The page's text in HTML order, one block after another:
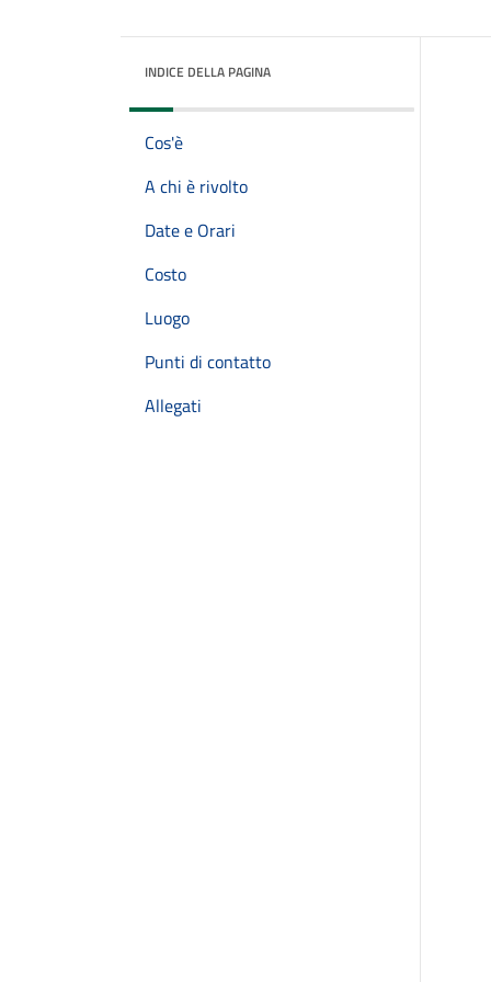
INDICE DELLA PAGINA
Cos'è
A chi è rivolto
Date e Orari
Costo
Luogo
Punti di contatto
Allegati